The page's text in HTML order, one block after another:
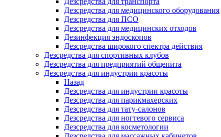
Дезсредства для медицинского оборудования
Дезсредства для ПСО
Дезсредства для медицинских отходов
Дезинфекция эндоскопов
Дезсредства широкого спектра действия
Дезсредства для спортивных клубов
Дезсредства для предприятий общепита
Дезсредства для индустрии красоты
Назад
Дезсредства для индустрии красоты
Дезсредства для парикмахерских
Дезсредства для тату-салонов
Дезсредства для ногтевого сервиса
Дезсредства для косметологии